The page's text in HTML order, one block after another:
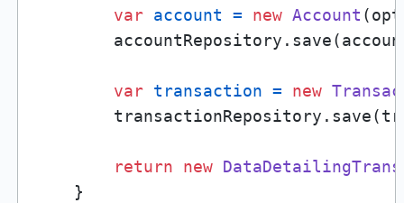
var account = new Account
var transaction = new
return new
    }